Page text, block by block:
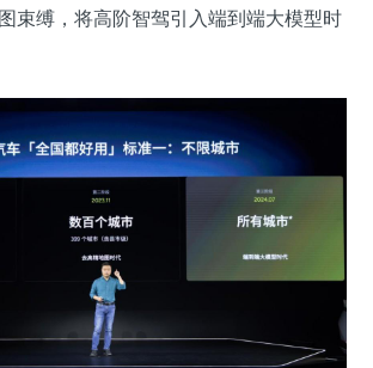
束缚，将高阶智驾引入端到端大模型时